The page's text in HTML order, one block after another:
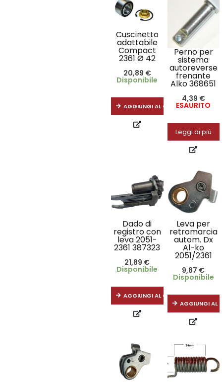
Cuscinetto
adattabile
Compact
2361 Ø 42
20,89 €
Disponibile
AGGIUNGI AL CARRELLO
Perno per
sistema
autoreverse
frenante
Alko 368651
4,39 €
ESAURITO
Leggi di più
Dado di
registro con
leva 2051-
2361 387323
21,89 €
Disponibile
AGGIUNGI AL CARRELLO
Leva per
retromarcia
autom. Dx
Al-ko
2051/2361
9,87 €
Disponibile
AGGIUNGI AL